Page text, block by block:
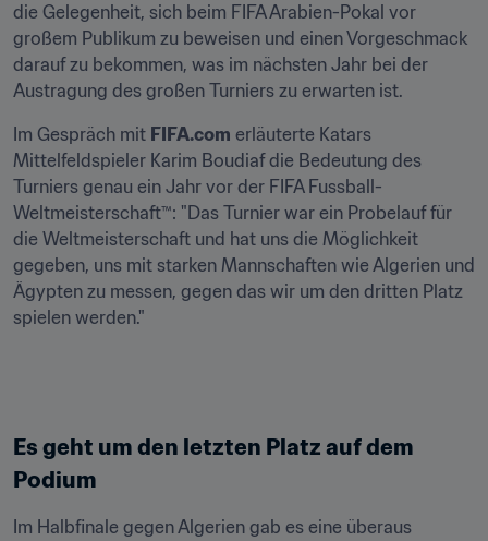
die Gelegenheit, sich beim FIFA Arabien-Pokal vor
großem Publikum zu beweisen und einen Vorgeschmack
darauf zu bekommen, was im nächsten Jahr bei der
Austragung des großen Turniers zu erwarten ist.
Im Gespräch mit FIFA.com erläuterte Katars
Mittelfeldspieler Karim Boudiaf die Bedeutung des
Turniers genau ein Jahr vor der FIFA Fussball-
Weltmeisterschaft™: "Das Turnier war ein Probelauf für
die Weltmeisterschaft und hat uns die Möglichkeit
gegeben, uns mit starken Mannschaften wie Algerien und
Ägypten zu messen, gegen das wir um den dritten Platz
spielen werden."
Es geht um den letzten Platz auf dem
Podium
Im Halbfinale gegen Algerien gab es eine überaus